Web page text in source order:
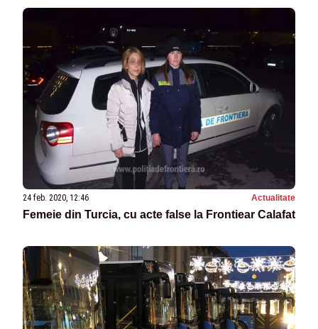
24 feb. 2020, 12:46 Actualitate
Femeie din Turcia, cu acte false la Frontiear Calafat